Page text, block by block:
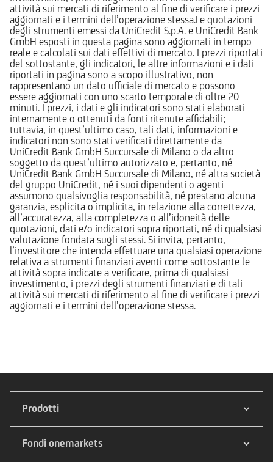
attività sui mercati di riferimento al fine di verificare i prezzi
aggiornati e i termini dell’operazione stessa.Le quotazioni
degli strumenti emessi da UniCredit S.p.A. e UniCredit Bank
GmbH esposti in questa pagina sono aggiornati in tempo
reale e calcolati sui dati effettivi di mercato. I prezzi riportati
del sottostante, gli indicatori, le altre informazioni e i dati
riportati in pagina sono a scopo illustrativo, non
rappresentano un dato ufficiale di mercato e possono
essere aggiornati con uno scarto temporale di oltre 20
minuti. I prezzi, i dati e gli indicatori sono stati elaborati
internamente o ottenuti da fonti ritenute affidabili;
tuttavia, in quest’ultimo caso, tali dati, informazioni e
indicatori non sono stati verificati direttamente da
UniCredit Bank GmbH Succursale di Milano o da altro
soggetto da quest’ultimo autorizzato e, pertanto, né
UniCredit Bank GmbH Succursale di Milano, né altra società
del gruppo UniCredit, né i suoi dipendenti o agenti
assumono qualsivoglia responsabilità, né prestano alcuna
garanzia, esplicita o implicita, in relazione alla correttezza,
all’accuratezza, alla completezza o all’idoneità delle
quotazioni, dati e/o indicatori sopra riportati, né di qualsiasi
valutazione fondata sugli stessi. Si invita, pertanto,
l’investitore che intenda effettuare una qualsiasi operazione
relativa a strumenti finanziari aventi come sottostante le
attività sopra indicate a verificare, prima di qualsiasi
investimento, i prezzi degli strumenti finanziari e di tali
attività sui mercati di riferimento al fine di verificare i prezzi
aggiornati e i termini dell’operazione stessa.
Prodotti
Fondi onemarkets